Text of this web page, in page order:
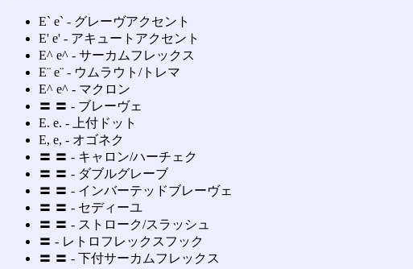
E` e` ‐ グレーヴアクセント
E' e' ‐ アキュートアクセント
E^ e^ ‐ サーカムフレックス
E¨ e¨ ‐ ウムラウト/トレマ
E^ e^ ‐ マクロン
〓 〓 ‐ ブレーヴェ
E. e. ‐ 上付ドット
E, e, ‐ オゴネク
〓 〓 ‐ キャロン/ハーチェク
〓 〓 ‐ ダブルグレーブ
〓 〓 ‐ インバーテッドブレーヴェ
〓 〓 ‐ セディーユ
〓 〓 ‐ ストローク/スラッシュ
〓 ‐ レトロフレックスフック
〓 〓 ‐ 下付サーカムフレックス